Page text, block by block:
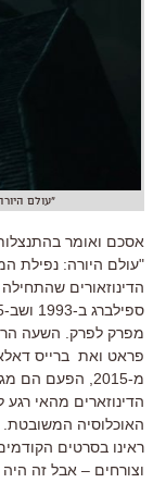
"עולם
אסכם ואומר
"עולם היורה: נפילת
הדינוזאורים
פראט ואת ברייס
מ-2015, הפעם
הדינוזארים מהאי
האוכלוסיה
ראינו בסרטים
וצורחים – אבל זה